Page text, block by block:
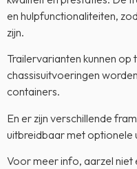
en hulpfunctionaliteiten,
zijn.
Trailervarianten kunnen
chassisuitvoeringen
containers.
En er zijn verschillende
uitbreidbaar met optionele
Voor meer info, aarzel niet